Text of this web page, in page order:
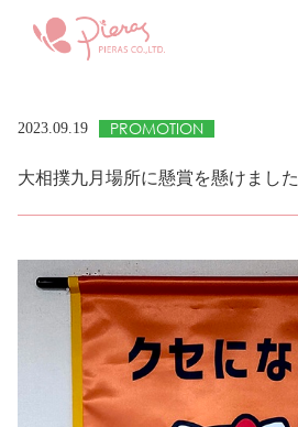
2023.09.19 PROMOTION
大相撲九月場所に懸賞を懸けました